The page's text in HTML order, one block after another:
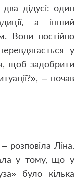
дідусі: один
а інший
Вони постійно
у
щоб задобрити
– почав
розповіла Ліна.
у тому, що у
було кілька